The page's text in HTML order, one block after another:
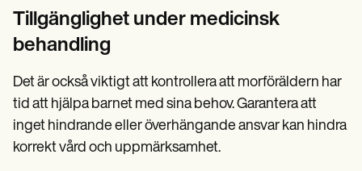
Tillgänglighet under medicinsk
behandling
Det är också viktigt att kontrollera att morföräldern har
tid att hjälpa barnet med sina behov. Garantera att
inget hindrande eller överhängande ansvar kan hindra
korrekt vård och uppmärksamhet.